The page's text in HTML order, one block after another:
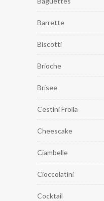
Barrette
Biscotti
Brioche
Brisee
Cestini Frolla
Cheescake
Ciambelle
Cioccolatini
Cocktail